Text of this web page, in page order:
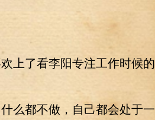
了看李阳专注工作时候的
都不做，自己都会处于一